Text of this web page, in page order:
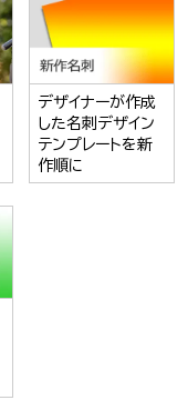
デザイナーが作成
した名刺デザイン
テンプレートを新
作順に